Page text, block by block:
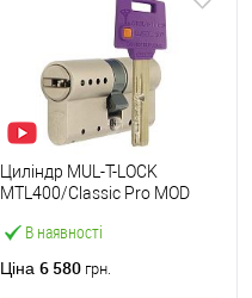
В наявності
Циліндр MUL-T-LOCK
MTL400/Classic Pro MOD
нікель сатин
Ціна 6 580 грн.